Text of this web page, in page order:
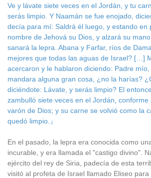
Ve y lávate siete veces en el Jordán, y tu
serás limpio. Y Naamán se fue enojado,
decía para mí: Saldrá él luego, y estando en
nombre de Jehová su Dios, y alzará su
sanará la lepra. Abana y Farfar, ríos de
mejores que todas las aguas de Israel? […]
acercaron y le hablaron diciendo: Padre
mandara alguna gran cosa, ¿no la harías?
diciéndote: Lávate, y serás limpio? El
zambulló siete veces en el Jordán, conforme
varón de Dios; y su carne se volvió como la
quedó limpio.』
En el pasado, la lepra era conocida como
incurable, y era llamada el "castigo divino".
ejército del rey de Siria, padecía de esta
visitó al profeta de Israel llamado Eliseo para